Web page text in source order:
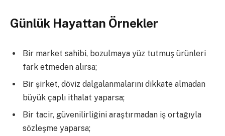
Günlük Hayattan Örnekler
Bir market sahibi, bozulmaya yüz tutmuş ürünleri
fark etmeden alırsa;
Bir şirket, döviz dalgalanmalarını dikkate almadan
büyük çaplı ithalat yaparsa;
Bir tacir, güvenilirliğini araştırmadan iş ortağıyla
sözleşme yaparsa;